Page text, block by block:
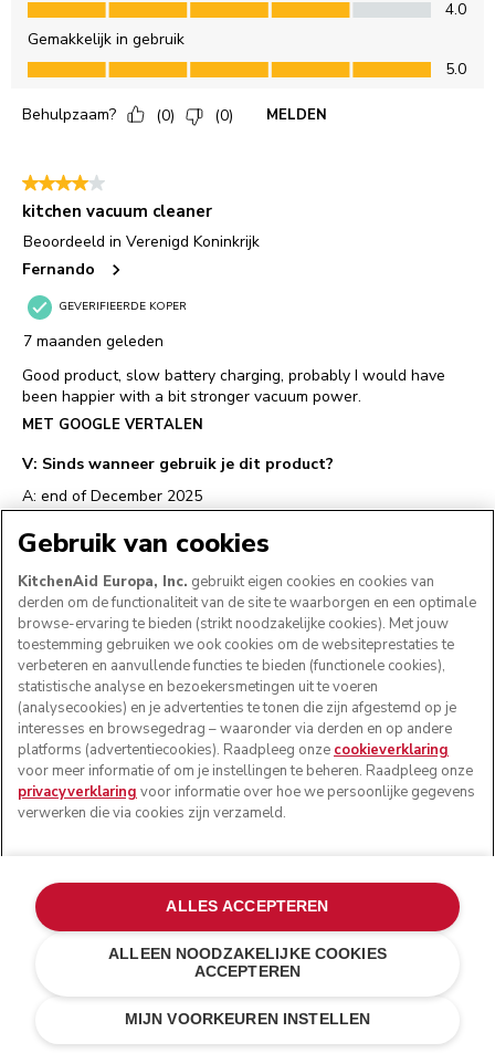
Met batterij
€ 149,00
Gebruik van cookies
KitchenAid Europa, Inc. gebruikt eigen cookies en cookies van
derden om de functionaliteit van de site te waarborgen en een optimale
browse-ervaring te bieden (strikt noodzakelijke cookies). Met jouw
toestemming gebruiken we ook cookies om de websiteprestaties te
verbeteren en aanvullende functies te bieden (functionele cookies),
statistische analyse en bezoekersmetingen uit te voeren
(analysecookies) en je advertenties te tonen die zijn afgestemd op je
interesses en browsegedrag – waaronder via derden en op andere
platforms (advertentiecookies). Raadpleeg onze cookieverklaring
voor meer informatie of om je instellingen te beheren. Raadpleeg onze
privacyverklaring voor informatie over hoe we persoonlijke gegevens
verwerken die via cookies zijn verzameld.
MIJN VOORKEUREN INSTELLEN
ALLEEN NOODZAKELIJKE COOKIES
ACCEPTEREN
ALLES ACCEPTEREN